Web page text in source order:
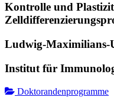
Kontrolle und
Ludwig-Maximilians-
Institut für
Doktorandenprogramme